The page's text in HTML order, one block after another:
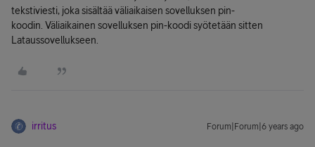
tekstiviesti, joka sisältää väliaikaisen sovelluksen pin-
koodin. Väliaikainen sovelluksen pin-koodi syötetään sitten
Lataussovellukseen.
irritus Forum|Forum|6 years ago